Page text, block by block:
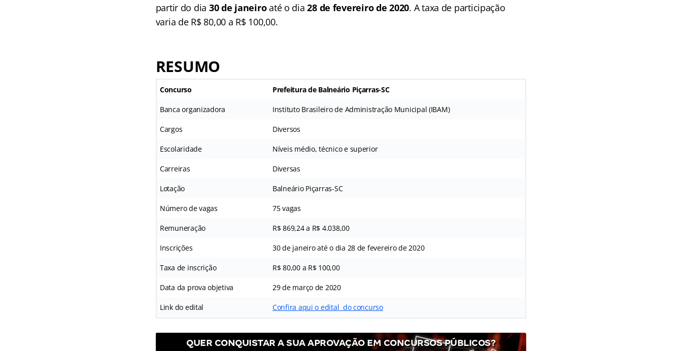
partir do dia 30 de janeiroaté o dia28 de fevereiro de 2020. A taxa de participação
varia de R$ 80,00 a R$ 100,00.
RESUMO
Concurso Prefeitura de Balneário Piçarras-SC
Banca organizadora Instituto Brasileiro de Administração Municipal (IBAM)
Cargos Diversos
Escolaridade Níveis médio, técnico e superior
Carreiras Diversas
Lotação Balneário Piçarras-SC
Número de vagas 75 vagas
Remuneração R$ 869,24 a R$ 4.038,00
Inscrições 30 de janeiro até o dia 28 de fevereiro de 2020
Taxa de inscrição R$ 80,00 a R$ 100,00
Data da prova objetiva 29 de março de 2020
Link do edital Confira aqui o edital do concurso
QUER CONQUISTAR A SUA APROVAÇÃO EM CONCURSOS PÚBLICOS?